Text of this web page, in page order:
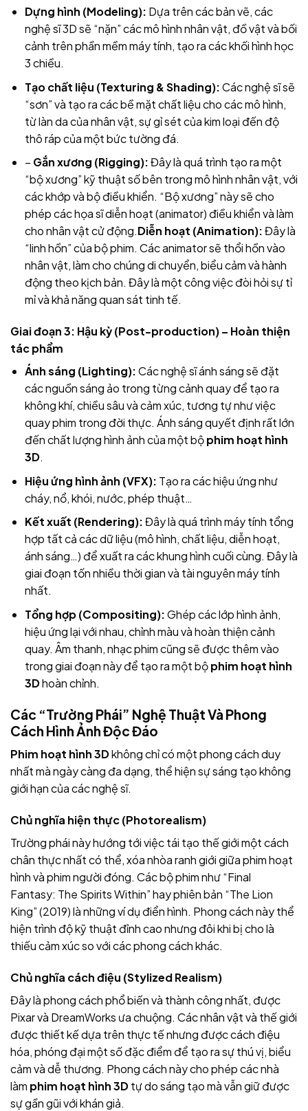
Dựng hình (Modeling): Dựa trên các bản vẽ, các
nghệ sĩ 3D sẽ “nặn” các mô hình nhân vật, đồ vật và bối
cảnh trên phần mềm máy tính, tạo ra các khối hình học
3 chiều.
Tạo chất liệu (Texturing & Shading):Các nghệ sĩ sẽ
“sơn” và tạo ra các bề mặt chất liệu cho các mô hình,
từ làn da của nhân vật, sự gỉ sét của kim loại đến độ
thô ráp của một bức tường đá.
– Gắn xương (Rigging):Đây là quá trình tạo ra một
“bộ xương” kỹ thuật số bên trong mô hình nhân vật, với
các khớp và bộ điều khiển. “Bộ xương” này sẽ cho
phép các họa sĩ diễn hoạt (animator) điều khiển và làm
cho nhân vật cử động.Diễn hoạt (Animation):Đây là
“linh hồn” của bộ phim. Các animator sẽ thổi hồn vào
nhân vật, làm cho chúng di chuyển, biểu cảm và hành
động theo kịch bản. Đây là một công việc đòi hỏi sự tỉ
mỉ và khả năng quan sát tinh tế.
Giai đoạn 3: Hậu kỳ (Post-production) – Hoàn thiện
tác phẩm
Ánh sáng (Lighting):Các nghệ sĩ ánh sáng sẽ đặt
các nguồn sáng ảo trong từng cảnh quay để tạo ra
không khí, chiều sâu và cảm xúc, tương tự như việc
quay phim trong đời thực. Ánh sáng quyết định rất lớn
đến chất lượng hình ảnh của một bộphim hoạt hình
3D.
Hiệu ứng hình ảnh (VFX): Tạo ra các hiệu ứng như
cháy, nổ, khói, nước, phép thuật…
Kết xuất (Rendering):Đây là quá trình máy tính tổng
hợp tất cả các dữ liệu (mô hình, chất liệu, diễn hoạt,
ánh sáng…) để xuất ra các khung hình cuối cùng. Đây là
giai đoạn tốn nhiều thời gian và tài nguyên máy tính
nhất.
Tổng hợp (Compositing):Ghép các lớp hình ảnh,
hiệu ứng lại với nhau, chỉnh màu và hoàn thiện cảnh
quay. Âm thanh, nhạc phim cũng sẽ được thêm vào
trong giai đoạn này để tạo ra một bộphim hoạt hình
3Dhoàn chỉnh.
Các “Trường Phái” Nghệ Thuật Và Phong
Cách Hình Ảnh Độc Đáo
Phim hoạt hình 3Dkhông chỉ có một phong cách duy
nhất mà ngày càng đa dạng, thể hiện sự sáng tạo không
giới hạn của các nghệ sĩ.
Chủ nghĩa hiện thực (Photorealism)
Trường phái này hướng tới việc tái tạo thế giới một cách
chân thực nhất có thể, xóa nhòa ranh giới giữa phim hoạt
hình và phim người đóng. Các bộ phim như “Final
Fantasy: The Spirits Within” hay phiên bản “The Lion
King” (2019) là những ví dụ điển hình. Phong cách này thể
hiện trình độ kỹ thuật đỉnh cao nhưng đôi khi bị cho là
thiếu cảm xúc so với các phong cách khác.
Chủ nghĩa cách điệu (Stylized Realism)
Đây là phong cách phổ biến và thành công nhất, được
Pixar và DreamWorks ưa chuộng. Các nhân vật và thế giới
được thiết kế dựa trên thực tế nhưng được cách điệu
hóa, phóng đại một số đặc điểm để tạo ra sự thú vị, biểu
cảm và dễ thương. Phong cách này cho phép các nhà
làm phim hoạt hình 3Dtự do sáng tạo mà vẫn giữ được
sự gần gũi với khán giả.